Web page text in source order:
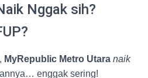
Nggak sih?
MyRepublic Metro Utara naik
enggak sering!